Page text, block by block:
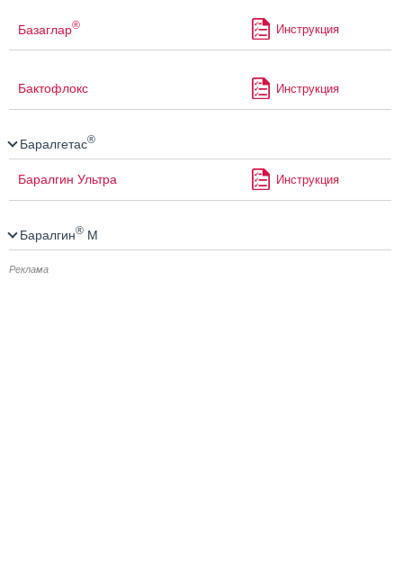
Базаглар® Инструкция
Бактофлокс Инструкция
Баралгетас®
Баралгин Ультра Инструкция
Баралгин® М
Реклама